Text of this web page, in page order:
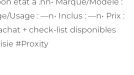
Usage : —n• Inclus : —n• Prix :
+ check-list disponibles
#Proxity